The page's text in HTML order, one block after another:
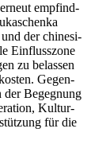
empfind­
der chine­si­
Einflusszone
zu belassen
Gegen­
Begegnung
Kultur­
für die